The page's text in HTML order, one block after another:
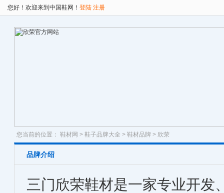
您好！欢迎来到中国鞋网！ 登陆 注册
您当前的位置： 鞋材网 > 鞋子品牌大全 > 鞋材品牌 > 欣荣
品牌介绍
三门欣荣鞋材是一家专业开发